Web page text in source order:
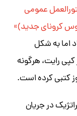
عمومی
اما به شکل
رایت، هرگونه
کتبی کرده است.
در جریان